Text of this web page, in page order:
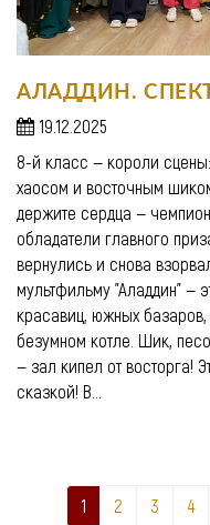
АЛАДДИН.
19.12.2025
8-й класс — короли
хаосом и восточным
держите сердца —
обладатели главного
вернулись и снова
мультфильму "Аладдин" —
красавиц, южных
безумном котле. Шик,
— зал кипел от восторга!
сказкой! В...
1 2 3 4